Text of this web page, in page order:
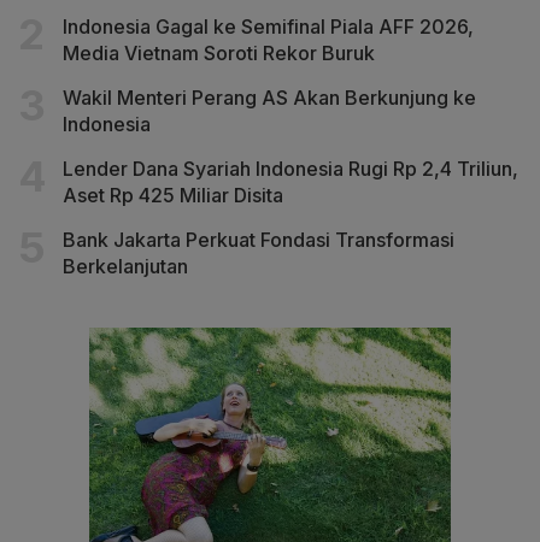
Indonesia Gagal ke Semifinal Piala AFF 2026,
Media Vietnam Soroti Rekor Buruk
Wakil Menteri Perang AS Akan Berkunjung ke
Indonesia
Lender Dana Syariah Indonesia Rugi Rp 2,4 Triliun,
Aset Rp 425 Miliar Disita
Bank Jakarta Perkuat Fondasi Transformasi
Berkelanjutan